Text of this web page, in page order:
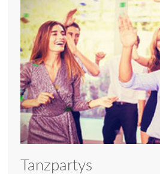
Tanzpartys